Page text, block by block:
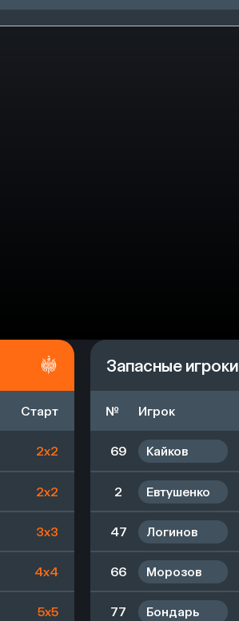
Старт
2x2
2x2
3x3
4x4
5x5
Запасные игроки
№ Игрок
69 Кайков
2 Евтушенко
47 Логинов
66 Морозов
77 Бондарь